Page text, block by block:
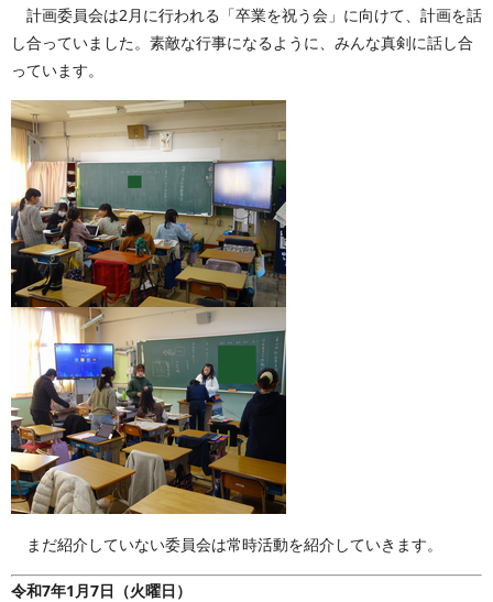
計画委員会は2月に行われる「卒業を祝う会」に向けて、計画を話
し合っていました。素敵な行事になるように、みんな真剣に話し合
っています。
まだ紹介していない委員会は常時活動を紹介していきます。
令和7年1月7日（火曜日）